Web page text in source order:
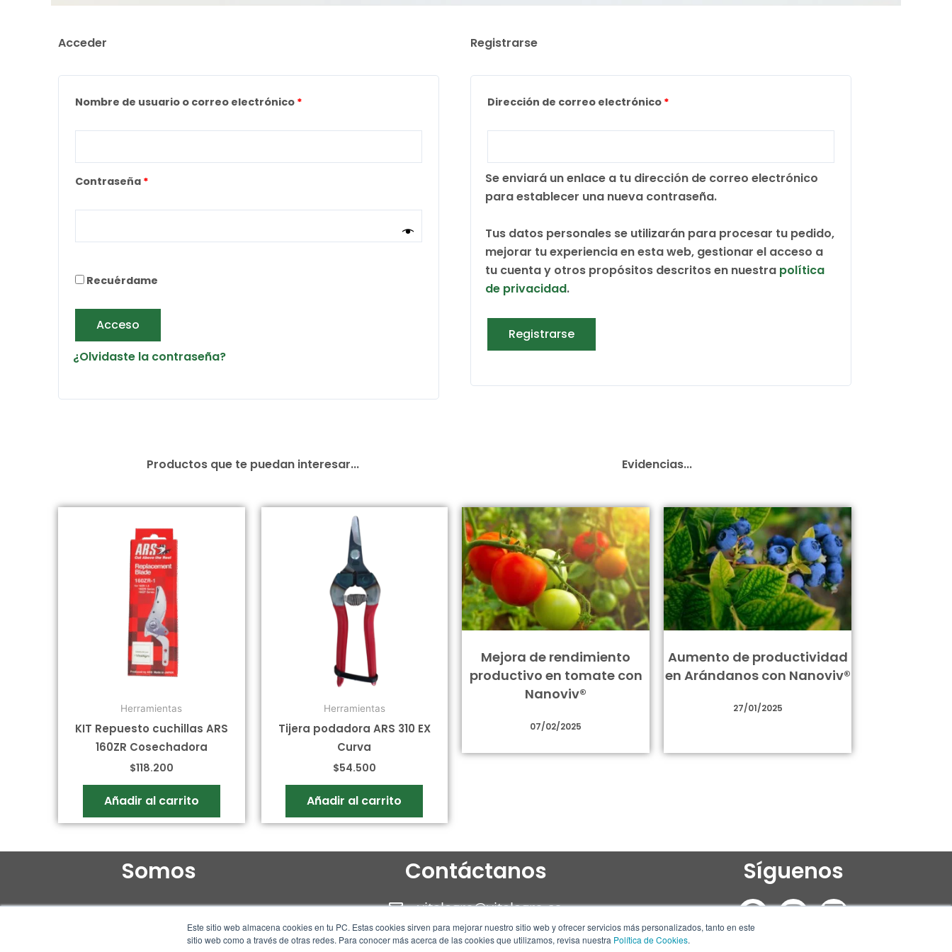
Este sitio web almacena cookies en tu PC. Estas cookies sirven para mejorar nuestro sitio web y ofrecer servicios más personalizados, tanto en este
sitio web como a través de otras redes. Para conocer más acerca de las cookies que utilizamos, revisa nuestra Política de Cookies.
Acceder
Nombre de usuario o correo electrónico *
Contraseña *
Recuérdame
Acceso
¿Olvidaste la contraseña?
Registrarse
Dirección de correo electrónico *
Se enviará un enlace a tu dirección de correo electrónico
para establecer una nueva contraseña.
Tus datos personales se utilizarán para procesar tu pedido,
mejorar tu experiencia en esta web, gestionar el acceso a
tu cuenta y otros propósitos descritos en nuestra política
de privacidad.
Registrarse
Productos que te puedan interesar...
Herramientas
KIT Repuesto cuchillas ARS
160ZR Cosechadora
$118.200
Añadir al carrito
Herramientas
Tijera podadora ARS 310 EX
Curva
$54.500
Añadir al carrito
Evidencias...
Mejora de rendimiento
productivo en tomate con
Nanoviv®
07/02/2025
Aumento de productividad
en Arándanos con Nanoviv®
27/01/2025
Somos Contáctanos
vitalagro@vitalagro.co
310 305 11 23
Síguenos
F
a
I
L